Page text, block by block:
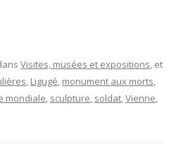
Visites, musées et expositions, et
, Ligugé, monument aux morts,
mondiale, sculpture, soldat,Vienne,